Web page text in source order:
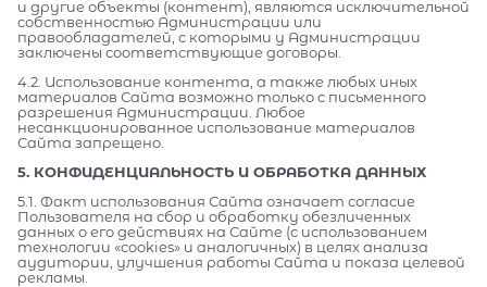
и другие объекты (контент), являются исключительной
собственностью Администрации или
правообладателей, с которыми у Администрации
заключены соответствующие договоры.
4.2. Использование контента, а также любых иных
материалов Сайта возможно только с письменного
разрешения Администрации. Любое
несанкционированное использование материалов
Сайта запрещено.
5. КОНФИДЕНЦИАЛЬНОСТЬ И ОБРАБОТКА ДАННЫХ
5.1. Факт использования Сайта означает согласие
Пользователя на сбор и обработку обезличенных
данных о его действиях на Сайте (с использованием
технологии «cookies» и аналогичных) в целях анализа
аудитории, улучшения работы Сайта и показа целевой
рекламы.